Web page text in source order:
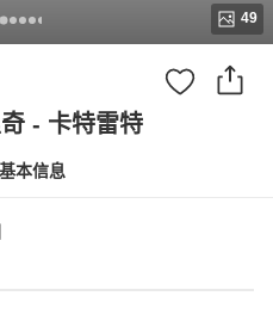
49
- 卡特雷特
基本信息